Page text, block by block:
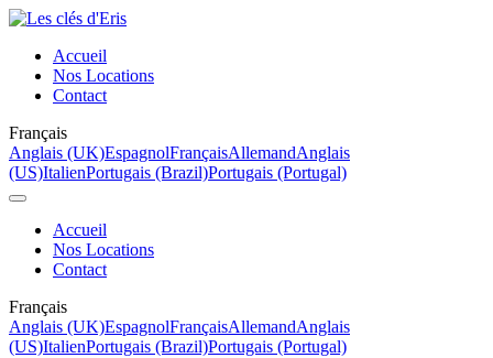
Accueil
Nos Locations
Contact
Français
Anglais (UK)EspagnolFrançaisAllemandAnglais
(US)ItalienPortugais (Brazil)Portugais (Portugal)
Accueil
Nos Locations
Contact
Français
Anglais (UK)EspagnolFrançaisAllemandAnglais
(US)ItalienPortugais (Brazil)Portugais (Portugal)